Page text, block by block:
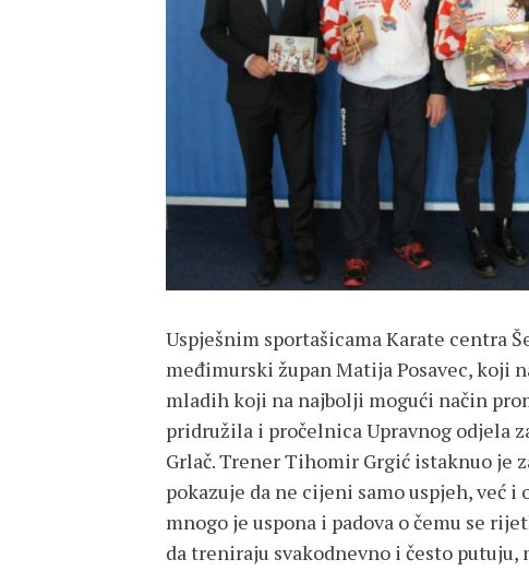
Uspješnim sportašicama Karate centra
međimurski župan Matija Posavec, koji
mladih koji na najbolji mogući način
pridružila i pročelnica Upravnog odjela
Grlač. Trener Tihomir Grgić istaknuo je
pokazuje da ne cijeni samo uspjeh, već
mnogo je uspona i padova o čemu se
da treniraju svakodnevno i često